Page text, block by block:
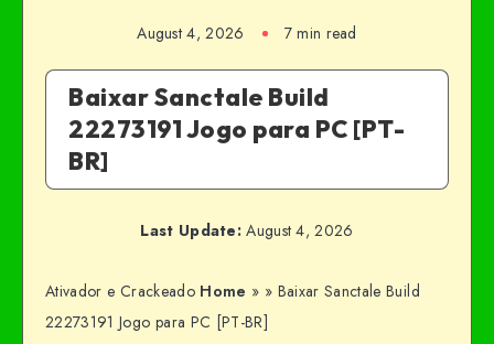
August 4, 2026 7 min read
Baixar Sanctale Build
22273191 Jogo para PC [PT-
BR]
Last Update: August 4, 2026
Ativador e Crackeado Home » » Baixar Sanctale Build
22273191 Jogo para PC [PT-BR]